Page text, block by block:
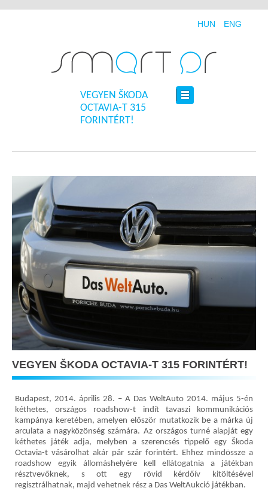
HUN ENG
VEGYEN ŠKODA
OCTAVIA-T 315
FORINTÉRT!
VEGYEN ŠKODA OCTAVIA-T 315 FORINTÉRT!
Budapest, 2014. április 28. – A Das WeltAuto 2014. május 5-én
kéthetes, országos roadshow-t indít tavaszi kommunikációs
kampánya keretében, amelyen először mutatkozik be a márka új
arculata a nagyközönség számára. Az országos turné alapját egy
kéthetes játék adja, melyben a szerencsés tippelő egy Škoda
Octavia-t vásárolhat akár pár szár forintért. Ehhez mindössze a
roadshow egyik állomáshelyére kell ellátogatnia a játékban
résztvevőknek, s ott egy rövid kérdőív kitöltésével
regisztrálhatnak, majd vehetnek rész a Das WeltAukció játékban.